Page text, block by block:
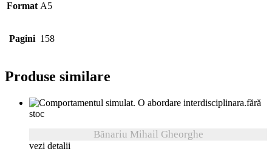
Format A5
Pagini 158
Produse similare
fără
stoc
Bănariu Mihail Gheorghe
vezi detalii